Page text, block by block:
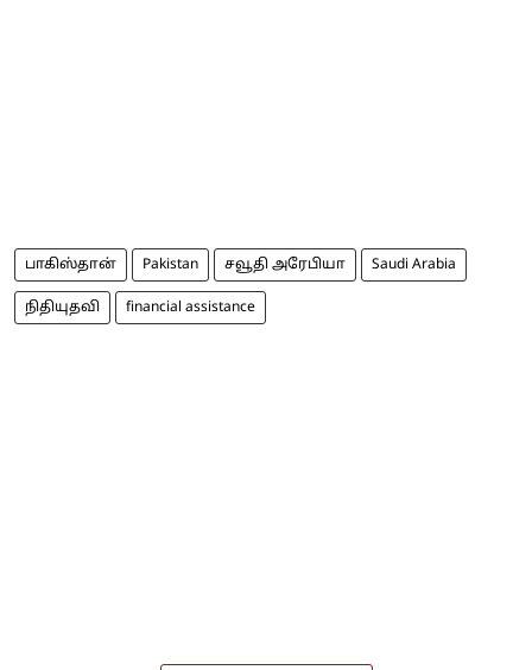
பாகிஸ்தான் Pakistan சவூதி அரேபியா Saudi Arabia
நிதியுதவி financial assistance